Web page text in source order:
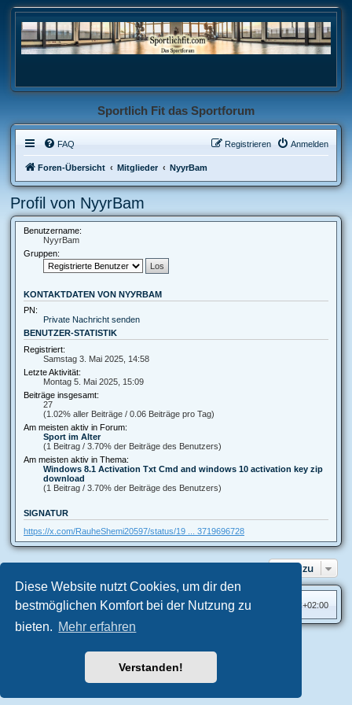
Diese Website nutzt Cookies, um dir den
bestmöglichen Komfort bei der Nutzung zu
bieten. Mehr erfahren
Verstanden!
Sportlich Fit das Sportforum
FAQ Anmelden
Registrieren
Foren-Übersicht Mitglieder NyуrBam
Profil von NyуrBam
Benutzername:
NyуrBam
Gruppen:
KONTAKTDATEN VON NYУRBAM
PN:
Private Nachricht senden
BENUTZER-STATISTIK
Registriert:
Samstag 3. Mai 2025, 14:58
Letzte Aktivität:
Montag 5. Mai 2025, 15:09
Beiträge insgesamt:
27
(1.02% aller Beiträge / 0.06 Beiträge pro Tag)
Am meisten aktiv in Forum:
Sport im Alter
(1 Beitrag / 3.70% der Beiträge des Benutzers)
Am meisten aktiv in Thema:
Windows 8.1 Activation Txt Cmd and windows 10 activation key zip
download
(1 Beitrag / 3.70% der Beiträge des Benutzers)
SIGNATUR
https://x.com/RauheShemi20597/status/19 ... 3719696728
Gehe zu
Foren-Übersicht Alle Zeiten sind UTC+02:00